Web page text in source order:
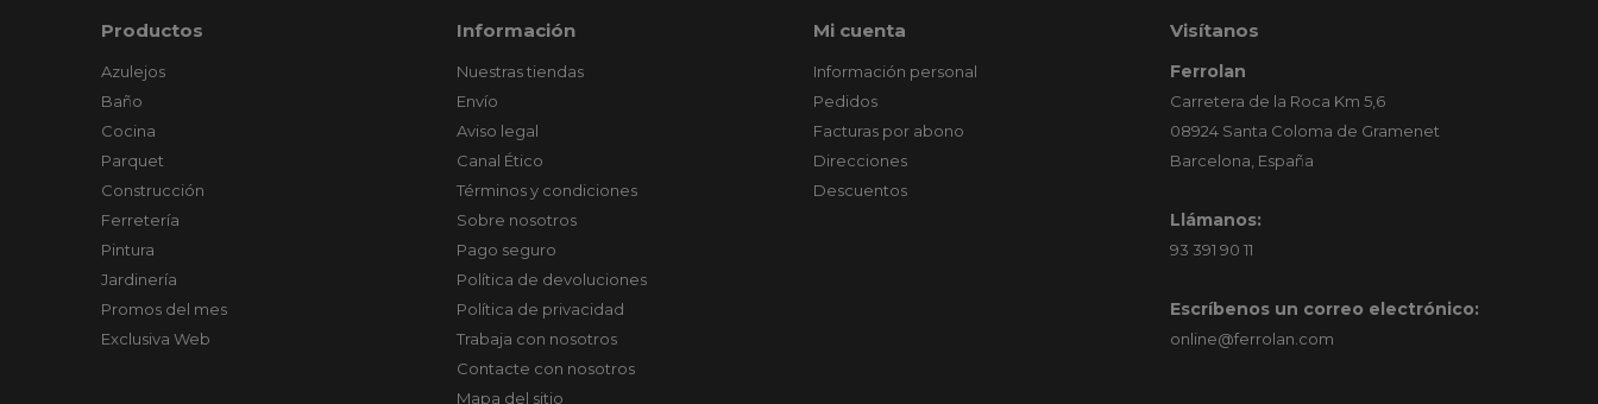
Productos
Azulejos
Baño
Cocina
Parquet
Construcción
Ferretería
Pintura
Jardinería
Promos del mes
Exclusiva Web
Información
Nuestras tiendas
Envío
Aviso legal
Canal Ético
Términos y condiciones
Sobre nosotros
Pago seguro
Política de devoluciones
Política de privacidad
Trabaja con nosotros
Contacte con nosotros
Mapa del sitio
Mi cuenta
Información personal
Pedidos
Facturas por abono
Direcciones
Descuentos
Visítanos
Ferrolan
Carretera de la Roca Km 5,6
08924 Santa Coloma de Gramenet
Barcelona, España
Llámanos:
93 391 90 11
Escríbenos un correo electrónico:
online@ferrolan.com